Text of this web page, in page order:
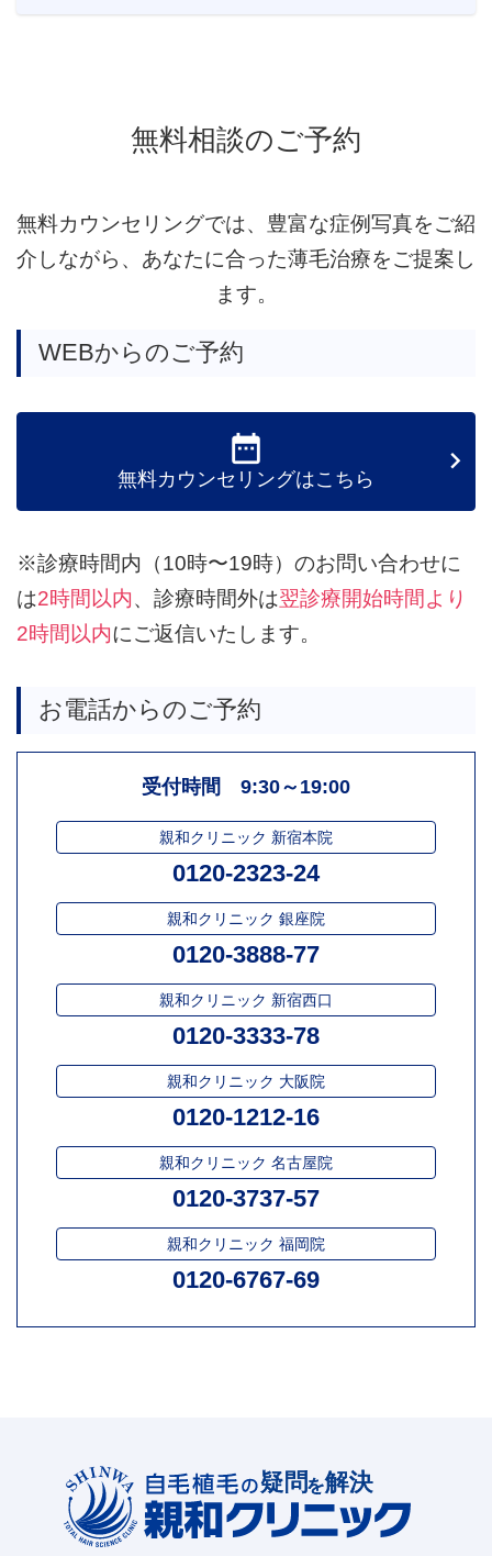
無料相談のご予約
無料カウンセリングでは、豊富な症例写真をご紹
介しながら、あなたに合った薄毛治療をご提案し
ます。
WEBからのご予約

無料カウンセリングはこちら
※診療時間内（10時〜19時）のお問い合わせに
は2時間以内、診療時間外は翌診療開始時間より
2時間以内にご返信いたします。
お電話からのご予約
受付時間 9:30～19:00
親和クリニック 新宿本院
0120-2323-24
親和クリニック 銀座院
0120-3888-77
親和クリニック 新宿西口
0120-3333-78
親和クリニック 大阪院
0120-1212-16
親和クリニック 名古屋院
0120-3737-57
親和クリニック 福岡院
0120-6767-69